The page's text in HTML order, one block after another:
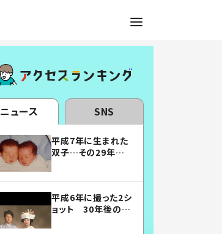
ニュース SNS
平成7年に生まれた
双子…その29年後
平成6年に撮った2シ
ョット 30年後の姿